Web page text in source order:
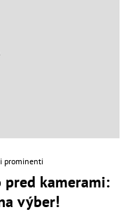
prominenti
pred kamerami:
výber!